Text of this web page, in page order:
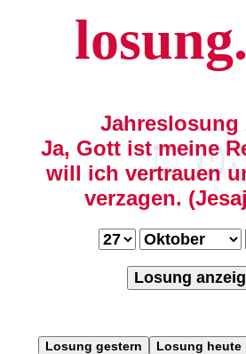
Jahreslosung
Ja, Gott ist meine
will ich vertrauen
verzagen.
Losung
Losung gestern Losung heute